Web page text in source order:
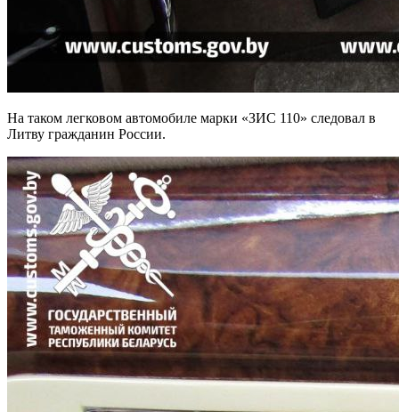
На таком легковом автомобиле марки «ЗИС 110» следовал в
Литву гражданин России.